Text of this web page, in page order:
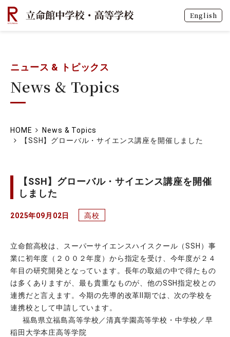
English
ニュース & トピックス
News & Topics
HOME
News & Topics
【SSH】グローバル・サイエンス講座を開催しました
【SSH】グローバル・サイエンス講座を開催
しました
2025年09月02日 高校
立命館高校は、スーパーサイエンスハイスクール（SSH）事
業に初年度（２００２年度）から指定を受け、今年度が２４
年目の研究開発となっています。長年の取組の中で得たもの
は多くありますが、最も貴重なものが、他のSSH指定校との
連携だと言えます。今期の先導的改革Ⅱ期では、次の学校を
連携校として申請しています。
福島県立福島高等学校／清真学園高等学校・中学校／早
稲田大学本庄高等学院